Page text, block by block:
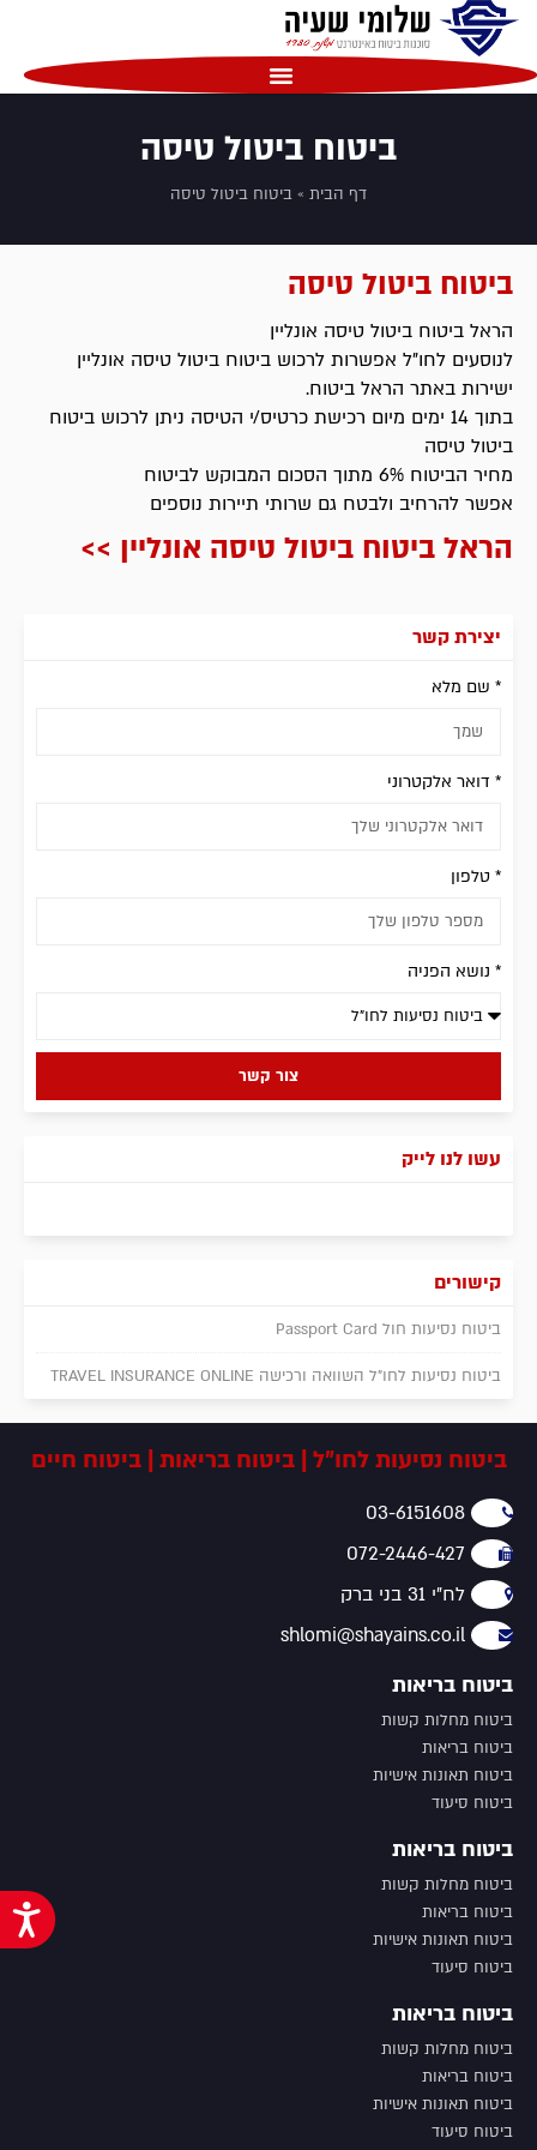
שִׂים
בְּאֲתָר
זֶה
הַמְּסַיַּעַת
לִנְגִישׁוּת
הָאֲתָר.
ביטוח ביטול טיסה
דף הבית » ביטוח ביטול טיסה
ביטוח ביטול טיסה
הראל ביטוח ביטול טיסה אונליין
לנוסעים לחו"ל אפשרות לרכוש ביטוח ביטול טיסה אונליין
ישירות באתר הראל ביטוח.
בתוך 14 ימים מיום רכישת כרטיס/י הטיסה ניתן לרכוש ביטוח
ביטול טיסה
מחיר הביטוח 6% מתוך הסכום המבוקש לביטוח
אפשר להרחיב ולבטח גם שרותי תיירות נוספים
הראל ביטוח ביטול טיסה אונליין >>
יצירת קשר
* שם מלא
* דואר אלקטרוני
* טלפון
* נושא הפניה
צור קשר
עשו לנו לייק
קישורים
ביטוח נסיעות חול Passport Card
ביטוח נסיעות לחו"ל השוואה ורכישה TRAVEL INSURANCE ONLINE
ביטוח נסיעות לחו"ל | ביטוח בריאות | ביטוח חיים
03-6151608
072-2446-427
לח"י 31 בני ברק
shlomi@shayains.co.il
ביטוח בריאות
ביטוח מחלות קשות
ביטוח בריאות
ביטוח תאונות אישיות
ביטוח סיעוד
ביטוח בריאות
ביטוח מחלות קשות
ביטוח בריאות
ביטוח תאונות אישיות
ביטוח סיעוד
ביטוח בריאות
ביטוח מחלות קשות
ביטוח בריאות
ביטוח תאונות אישיות
ביטוח סיעוד